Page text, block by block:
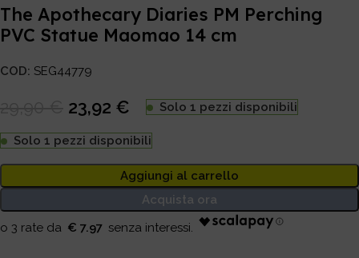
The Apothecary Diaries PM Perching
PVC Statue Maomao 14 cm
COD: SEG44779
23,92 € Solo 1 pezzi disponibili
Solo 1 pezzi disponibili
Aggiungi al carrello
Acquista ora
€ 7.97